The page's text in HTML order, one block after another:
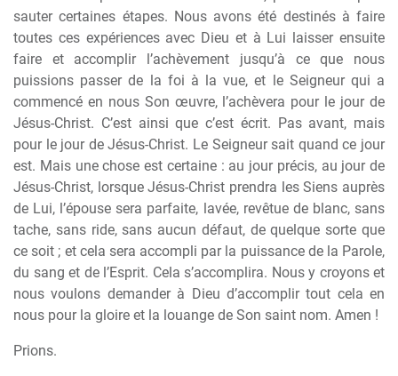
sauter certaines étapes. Nous avons été destinés à faire
toutes ces expériences avec Dieu et à Lui laisser ensuite
faire et accomplir l’achèvement jusqu’à ce que nous
puissions passer de la foi à la vue, et le Seigneur qui a
commencé en nous Son œuvre, l’achèvera pour le jour de
Jésus-Christ. C’est ainsi que c’est écrit. Pas avant, mais
pour le jour de Jésus-Christ. Le Seigneur sait quand ce jour
est. Mais une chose est certaine : au jour précis, au jour de
Jésus-Christ, lorsque Jésus-Christ prendra les Siens auprès
de Lui, l’épouse sera parfaite, lavée, revêtue de blanc, sans
tache, sans ride, sans aucun défaut, de quelque sorte que
ce soit ; et cela sera accompli par la puissance de la Parole,
du sang et de l’Esprit. Cela s’accomplira. Nous y croyons et
nous voulons demander à Dieu d’accomplir tout cela en
nous pour la gloire et la louange de Son saint nom. Amen !
Prions.